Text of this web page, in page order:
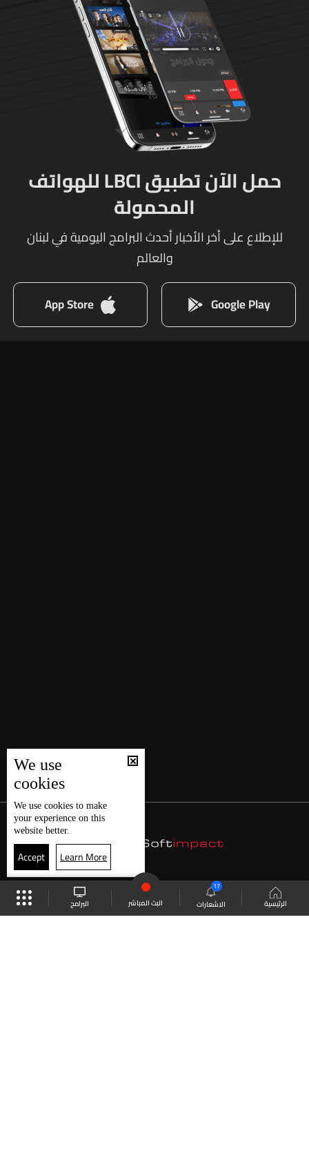
الرئيسية الاشعارات
17
البث المباشر البرامج
حمل الآن تطبيق LBCI للهواتف
المحمولة
للإطلاع على أخر الأخبار أحدث البرامج اليومية في لبنان
والعالم
Google Play
App Store
We use
cookies
We use cookies to make
your experience on this
website better.
Accept Learn More
موقع البرامج الجدول البث المباشر